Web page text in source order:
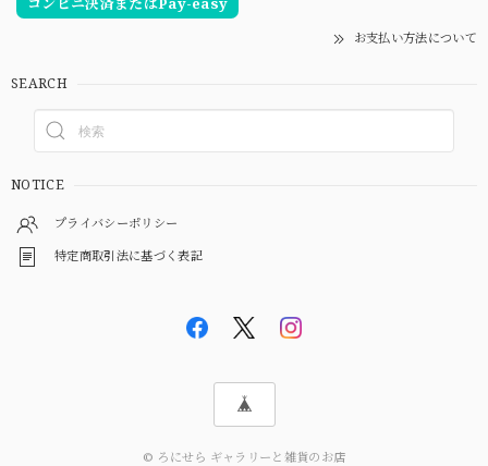
お支払い方法について
SEARCH
NOTICE
プライバシーポリシー
特定商取引法に基づく表記
© ろにせら ギャラリーと雑貨のお店